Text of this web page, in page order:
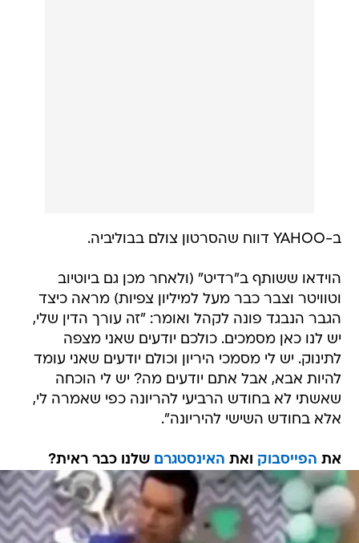
ב-YAHOO דווח שהסרטון צולם בבוליביה.
הוידאו ששותף ב"רדיט" (ולאחר מכן גם ביוטיוב
וטוויטר וצבר כבר מעל למיליון צפיות) מראה כיצד
הגבר הנבגד פונה לקהל ואומר: "זה עורך הדין שלי,
יש לנו כאן מסמכים. כולכם יודעים שאני מצפה
לתינוק. יש לי מסמכי היריון וכולם יודעים שאני עומד
להיות אבא, אבל אתם יודעים מה? יש לי הוכחה
שאשתי לא בחודש הרביעי להריונה כפי שאמרה לי,
אלא בחודש השישי להיריונה".
את הפייסבוק ואת האינסטגרם שלנו כבר ראית?